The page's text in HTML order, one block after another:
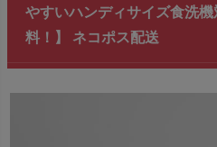
やすいハンディサイズ食洗
料！】 ネコポス配送